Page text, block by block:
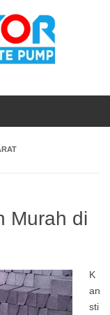
Murah di
K
an
sti